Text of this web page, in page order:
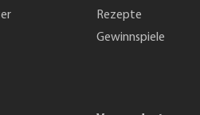
Rezepte
Gewinnspiele